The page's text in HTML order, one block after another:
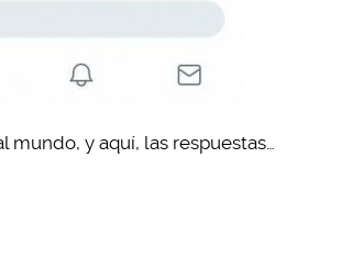
y aquí, las respuestas…